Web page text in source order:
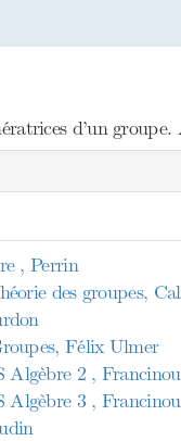
d’un
, Perrin
des groupes,
Félix Ulmer
Algèbre 2 ,
Algèbre 3 ,